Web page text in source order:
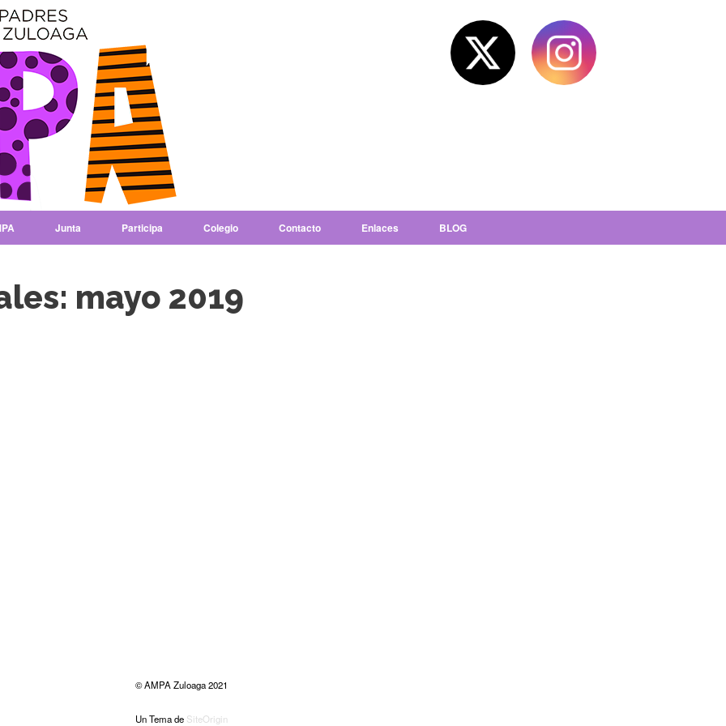
Junta Participa Colegio Contacto Enlaces BLOG
mayo 2019
© AMPA Zuloaga 2021
Un Tema de SiteOrigin